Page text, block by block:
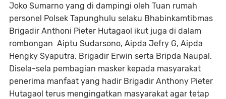
Joko Sumarno yang di dampingi oleh Tuan rumah
personel Polsek Tapunghulu selaku Bhabinkamtibmas
Brigadir Anthoni Pieter Hutagaol ikut juga di dalam
rombongan Aiptu Sudarsono, Aipda Jefry G, Aipda
Hengky Syaputra, Brigadir Erwin serta Bripda Naupal.
Disela-sela pembagian masker kepada masyarakat
penerima manfaat yang hadir Brigadir Anthony Pieter
Hutagaol terus mengingatkan masyarakat agar tetap